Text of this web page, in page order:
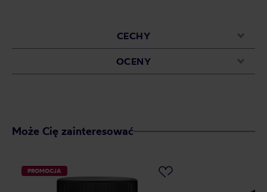
CECHY
OCENY
Może Cię zainteresować
PROMOCJA